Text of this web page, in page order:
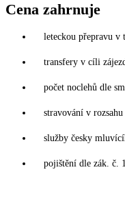
Cena zahrnuje
leteckou přepravu v
transfery v cíli
počet noclehů dle
stravování v
služby česky
pojištění dle zák. č.